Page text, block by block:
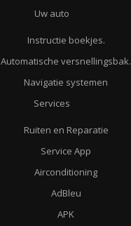
Uw auto
Instructie boekjes.
Automatische versnellingsbak.
Navigatie systemen
Services
Ruiten en Reparatie
Service App
Airconditioning
AdBleu
APK